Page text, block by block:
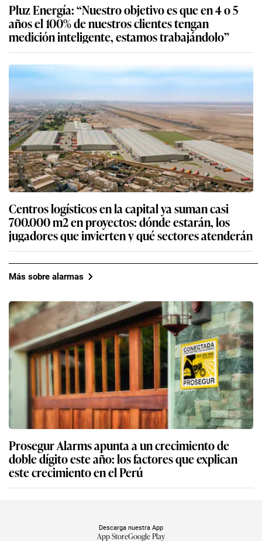
Pluz Energía: “Nuestro objetivo es que en 4 o 5
años el 100% de nuestros clientes tengan
medición inteligente, estamos trabajándolo”
Centros logísticos en la capital ya suman casi
700.000 m2 en proyectos: dónde estarán, los
jugadores que invierten y qué sectores atenderán
Más sobre alarmas
Prosegur Alarms apunta a un crecimiento de
doble dígito este año: los factores que explican
este crecimiento en el Perú
Descarga nuestra App
App StoreGoogle Play